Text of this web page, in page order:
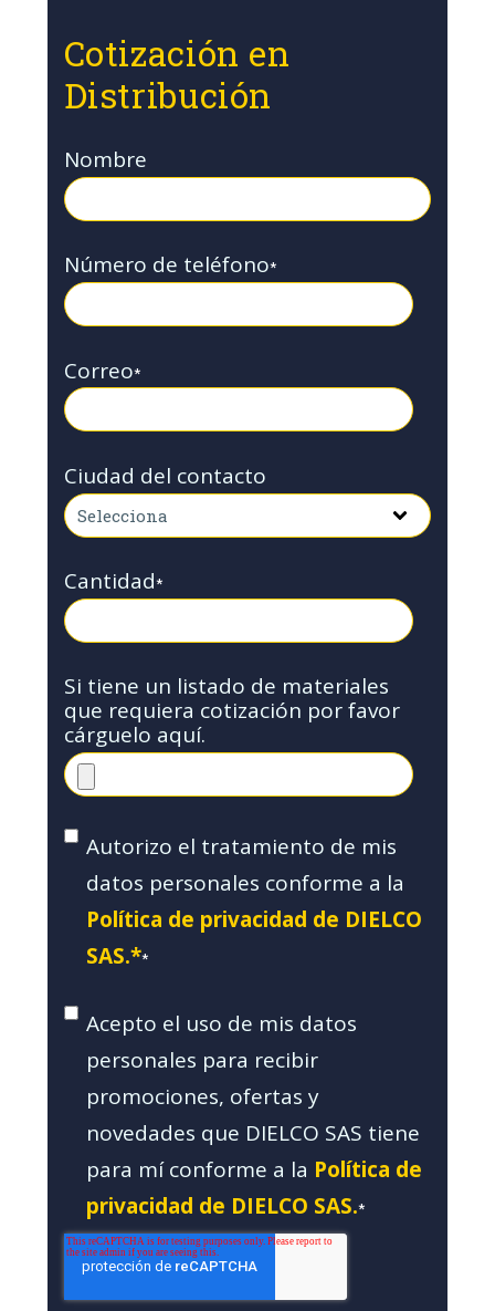
Cotización en
Distribución
Nombre
Número de teléfono*
Correo*
Ciudad del contacto
Cantidad*
Si tiene un listado de materiales
que requiera cotización por favor
cárguelo aquí.
Autorizo el tratamiento de mis
datos personales conforme a la
Política de privacidad de DIELCO
SAS.**
Acepto el uso de mis datos
personales para recibir
promociones, ofertas y
novedades que DIELCO SAS tiene
para mí conforme a la Política de
privacidad de DIELCO SAS.*